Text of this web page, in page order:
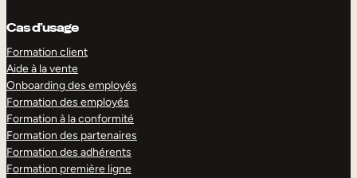
Cas d’usage
Formation client
Aide à la vente
Onboarding des employés
Formation des employés
Formation à la conformité
Formation des partenaires
Formation des adhérents
Formation première ligne